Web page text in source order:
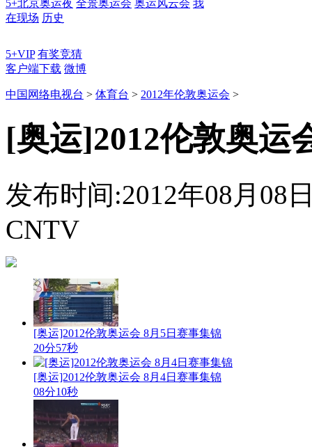
5+北京奥运夜 全景奥运会 奥运风云会 我
在现场 历史
5+VIP 有奖竞猜
客户端下载 微博
中国网络电视台 > 体育台 > 2012年伦敦奥运会 >
[奥运]2012伦敦奥运
发布时间:2012年08月08
CNTV
[奥运]2012伦敦奥运会 8月5日赛事集锦
20分57秒
[奥运]2012伦敦奥运会 8月4日赛事集锦
08分10秒